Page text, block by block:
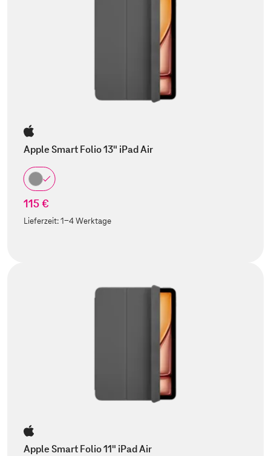
Apple Smart Folio 13" iPad Air
115 €
Lieferzeit:1-4 Werktage
Apple Smart Folio 11" iPad Air